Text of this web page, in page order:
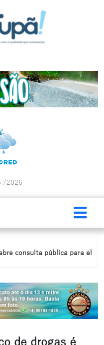
2026
pública para elaboração
de drogas é